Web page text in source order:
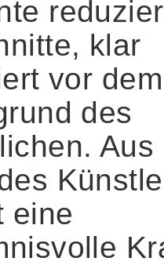
klar
vor dem
des
Aus
eine